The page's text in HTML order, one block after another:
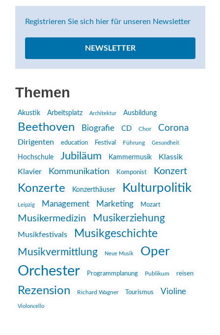
Registrieren Sie sich hier für unseren Newsletter
NEWSLETTER
Themen
Akustik Arbeitsplatz Architektur Ausbildung
Beethoven Biografie CD Chor Corona
Dirigenten education Festival Führung Gesundheit
Hochschule Jubiläum Kammermusik
Klassik
Klavier
Kommunikation Komponist Konzert
Konzerte Konzerthäuser Kulturpolitik
Leipzig Management Marketing Mozart
Musikermedizin Musikerziehung
Musikfestivals Musikgeschichte
Musikvermittlung Neue Musik Oper
Orchester Programmplanung Publikum reisen
Rezension Richard Wagner Tourismus Violine
Violoncello